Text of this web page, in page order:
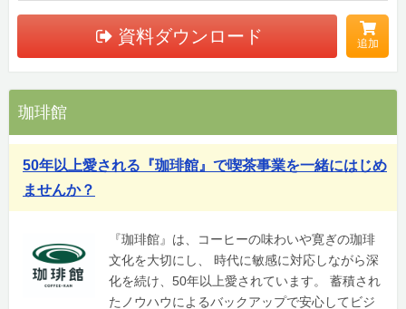
資料ダウンロード 追加
珈琲館
50年以上愛される『珈琲館』で喫茶事業を一緒にはじめ
ませんか？
『珈琲館』は、コーヒーの味わいや寛ぎの珈琲
文化を大切にし、 時代に敏感に対応しながら深
化を続け、50年以上愛されています。 蓄積され
たノウハウによるバックアップで安心してビジ